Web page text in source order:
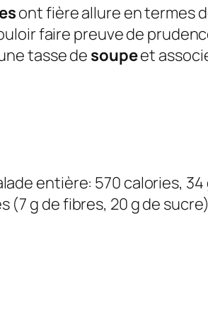
ont fière allure en termes
faire preuve de
tasse de soupeet
entière: 570 calories,
(7 g de fibres, 20 g de